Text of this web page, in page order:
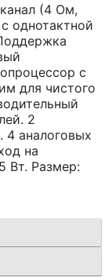
(4 Ом,
однотактной
с
для чистого
2
4 аналоговых
на
Вт. Размер: